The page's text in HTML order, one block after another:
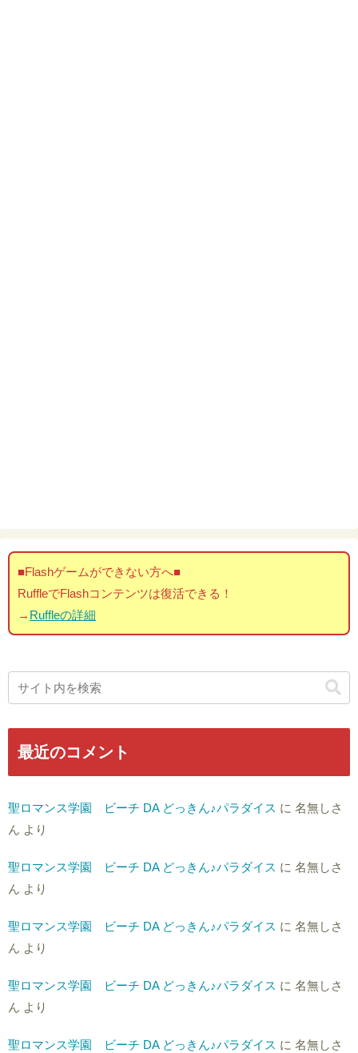
■Flashゲームができない方へ■
RuffleでFlashコンテンツは復活できる！
→ Ruffleの詳細
最近のコメント
聖ロマンス学園 ビーチ DA どっきん♪パラダイス に 名無しさ
ん より
聖ロマンス学園 ビーチ DA どっきん♪パラダイス に 名無しさ
ん より
聖ロマンス学園 ビーチ DA どっきん♪パラダイス に 名無しさ
ん より
聖ロマンス学園 ビーチ DA どっきん♪パラダイス に 名無しさ
ん より
聖ロマンス学園 ビーチ DA どっきん♪パラダイス に 名無しさ